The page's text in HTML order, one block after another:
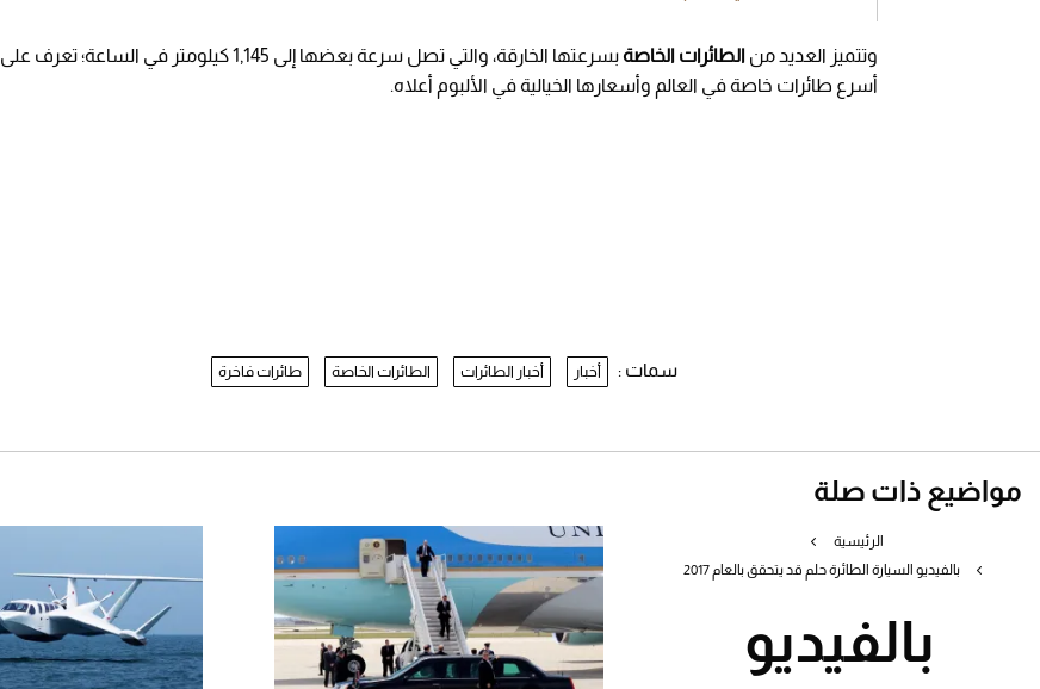
وتتميز العديد من الطائرات الخاصة
بسرعتها الخارقة، والتي تصل سرعة بعضها إلى 1,145 كيلومتر في الساعة؛ تعرف على
أسرع طائرات خاصة في العالم وأسعارها الخيالية في الألبوم أعلاه.
سمات : أخبار أخبار الطائرات الطائرات الخاصة طائرات فاخرة
مواضيع ذات صلة
الرئيسية
بالفيديو السيارة الطائرة حلم قد يتحقق بالعام 2017
بالفيديو